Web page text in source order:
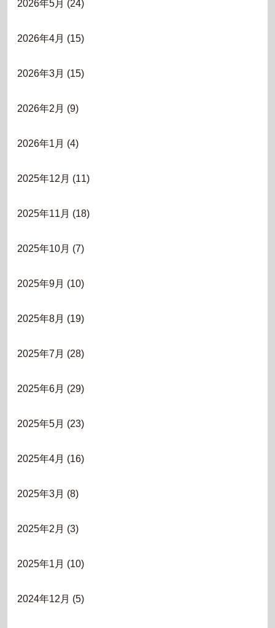
2026年5月 (24)
2026年4月 (15)
2026年3月 (15)
2026年2月 (9)
2026年1月 (4)
2025年12月 (11)
2025年11月 (18)
2025年10月 (7)
2025年9月 (10)
2025年8月 (19)
2025年7月 (28)
2025年6月 (29)
2025年5月 (23)
2025年4月 (16)
2025年3月 (8)
2025年2月 (3)
2025年1月 (10)
2024年12月 (5)